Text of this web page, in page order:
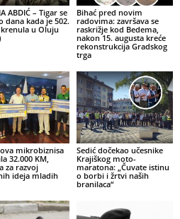
ABDIĆ – Tigar se
dana kada je 502.
u Oluju
Bihać pred novim
radovima: završava se
raskrižje kod Bedema,
nakon 15. augusta kreće
rekonstrukcija Gradskog
trga
mikrobiznisa
32.000 KM,
za razvoj
ideja mladih
Sedić dočekao učesnike
Krajiškog moto-
maratona: „Čuvate istinu
o borbi i žrtvi naših
branilaca“